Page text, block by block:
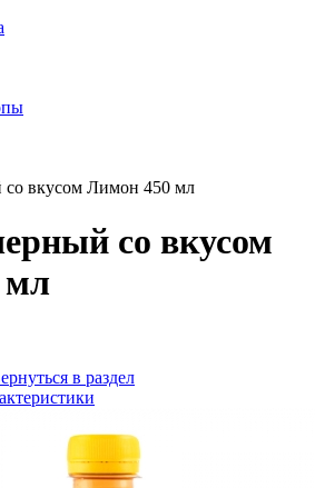
вкусом Лимон 450 мл
со вкусом
мл